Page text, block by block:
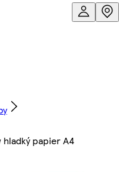
hladký papier A4